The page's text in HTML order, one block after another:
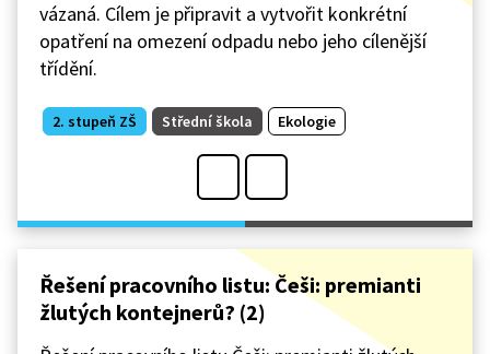
vázaná. Cílem je připravit a vytvořit konkrétní
opatření na omezení odpadu nebo jeho cílenější
třídění.
2. stupeň ZŠ Střední škola Ekologie
Řešení pracovního listu: Češi: premianti
žlutých kontejnerů? (2)